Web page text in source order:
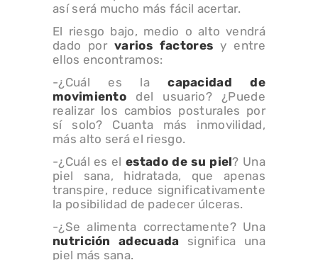
así será mucho más fácil acertar.
El riesgo bajo, medio o alto vendrá
dado por varios factores y entre
ellos encontramos:
-¿Cuál es la capacidad de
movimiento del usuario? ¿Puede
realizar los cambios posturales por
sí solo? Cuanta más inmovilidad,
más alto será el riesgo.
-¿Cuál es elestado de su piel? Una
piel sana, hidratada, que apenas
transpire, reduce significativamente
la posibilidad de padecer úlceras.
-¿Se alimenta correctamente? Una
nutrición adecuada significa una
piel más sana.